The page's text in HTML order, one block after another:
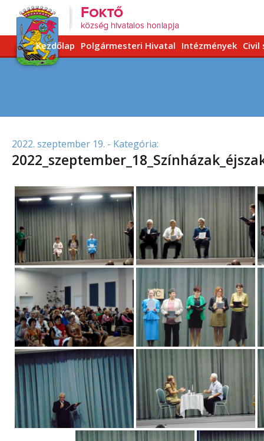
Kezdőlap Polgármesteri Hivatal Intézmények Civil
2022. szeptember 19. - Kategória: